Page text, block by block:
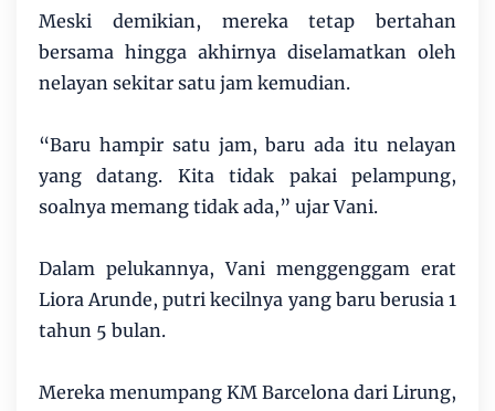
Meski demikian, mereka tetap bertahan
bersama hingga akhirnya diselamatkan oleh
nelayan sekitar satu jam kemudian.
“Baru hampir satu jam, baru ada itu nelayan
yang datang. Kita tidak pakai pelampung,
soalnya memang tidak ada,” ujar Vani.
Dalam pelukannya, Vani menggenggam erat
Liora Arunde, putri kecilnya yang baru berusia 1
tahun 5 bulan.
Mereka menumpang KM Barcelona dari Lirung,